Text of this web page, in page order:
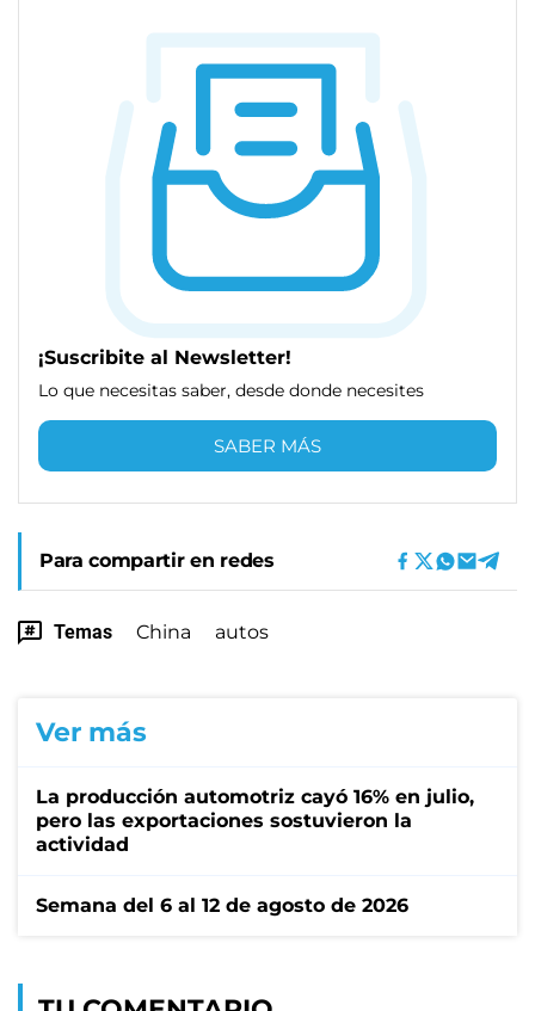
¡Suscribite al Newsletter!
Lo que necesitas saber, desde donde necesites
SABER MÁS
Para compartir en redes
Temas China autos
Ver más
La producción automotriz cayó 16% en julio,
pero las exportaciones sostuvieron la
actividad
Semana del 6 al 12 de agosto de 2026